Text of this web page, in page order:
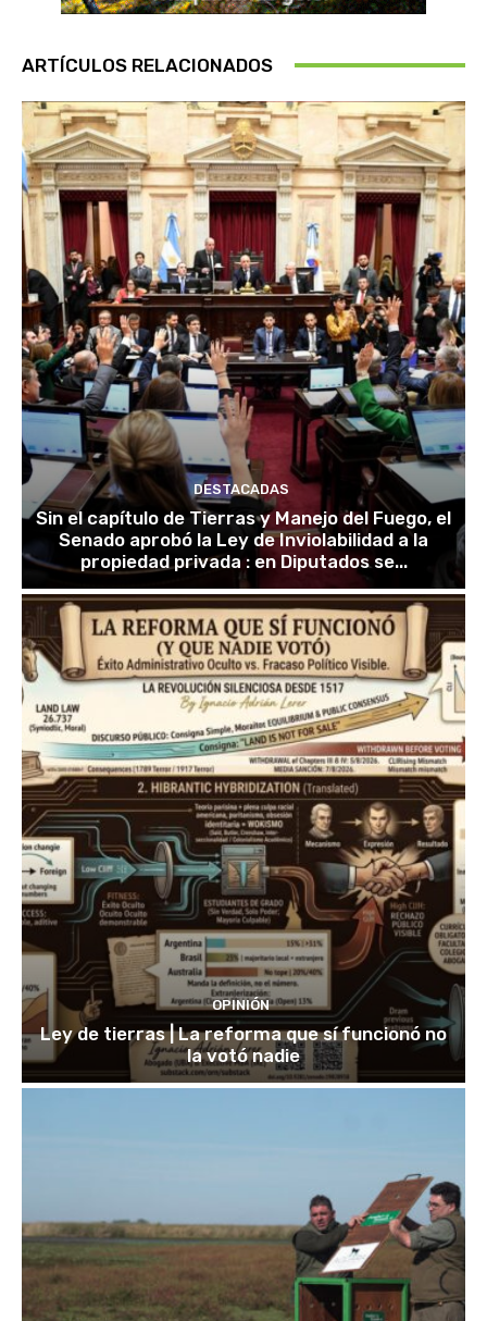
ARTÍCULOS RELACIONADOS
DESTACADAS
Sin el capítulo de Tierras y Manejo del Fuego, el
Senado aprobó la Ley de Inviolabilidad a la
propiedad privada : en Diputados se...
OPINIÓN
Ley de tierras | La reforma que sí funcionó no
la votó nadie